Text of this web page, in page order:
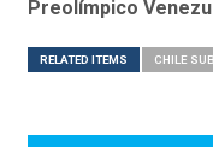
RELATED ITEMS CHILE